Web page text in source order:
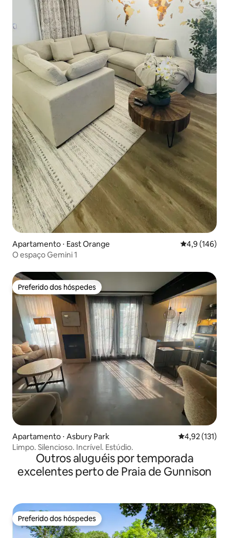
Apartamento ⋅ East Orange 4,9 de uma
4,9 (146)
O espaço Gemini 1
Preferido dos hóspedes
Preferido dos hóspedes
Apartamento ⋅ Asbury Park 4,92 de uma
4,92 (131)
Limpo. Silencioso. Incrível. Estúdio.
Outros aluguéis por temporada
excelentes perto de Praia de Gunnison
Preferido dos hóspedes
Preferido dos hóspedes